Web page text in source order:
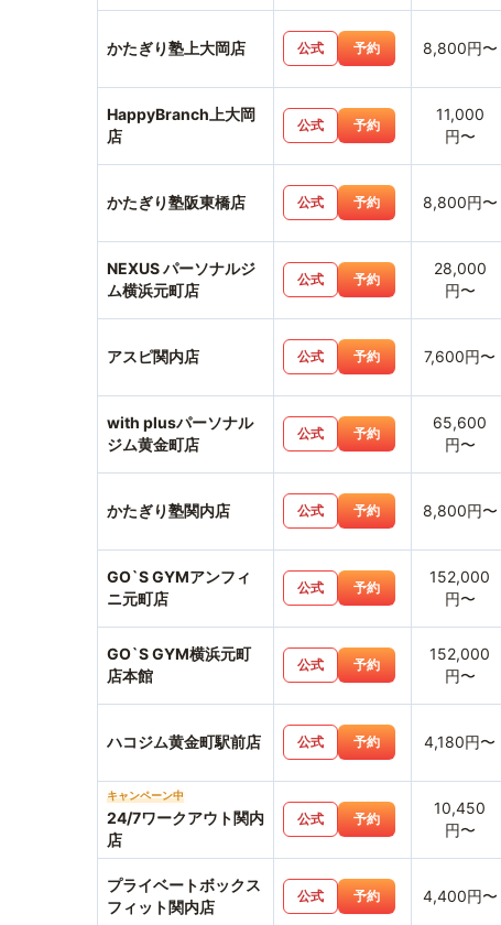
かたぎり塾上大岡店 公式 予約 8,800円〜
HappyBranch上大岡
店
公式 予約
11,000
円〜
かたぎり塾阪東橋店 公式 予約 8,800円〜
NEXUS パーソナルジ
ム横浜元町店
公式 予約
28,000
円〜
アスピ関内店 公式 予約 7,600円〜
with plusパーソナル
ジム黄金町店
公式 予約
65,600
円〜
かたぎり塾関内店 公式 予約 8,800円〜
GO`S GYMアンフィ
ニ元町店
公式 予約
152,000
円〜
GO`S GYM横浜元町
店本館
公式 予約
152,000
円〜
ハコジム黄金町駅前店 公式 予約 4,180円〜
キャンペーン中
24/7ワークアウト関内
店
公式 予約
10,450
円〜
プライベートボックス
フィット関内店
公式 予約 4,400円〜